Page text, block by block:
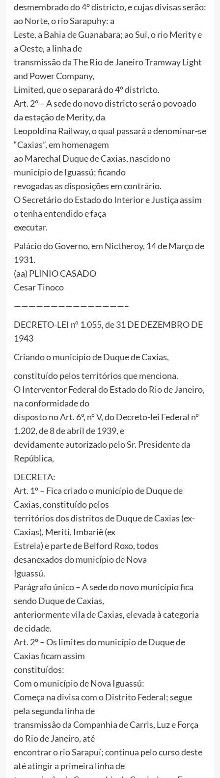
desmembrado do 4° districto, e cujas divisas serão:
ao Norte, o rio Sarapuhy: a
Leste, a Bahia de Guanabara; ao Sul, o rio Merity e
a Oeste, a linha de
transmissão da The Rio de Janeiro Tramway Light
and Power Company,
Limited, que o separará do 4° districto.
Art. 2° – A sede do novo districto será o povoado
da estação de Merity, da
Leopoldina Railway, o qual passará a denominar-se
“Caxias”, em homenagem
ao Marechal Duque de Caxias, nascido no
município de Iguassú; ficando
revogadas as disposições em contrário.
O Secretário do Estado do Interior e Justiça assim
o tenha entendido e faça
executar.
Palácio do Governo, em Nictheroy, 14 de Março de
1931.
(aa) PLINIO CASADO
Cesar Tinoco
———————————————–
DECRETO-LEI nº 1.055, de 31 DE DEZEMBRO DE
1943
Criando o município de Duque de Caxias,
constituído pelos territórios que menciona.
O Interventor Federal do Estado do Rio de Janeiro,
na conformidade do
disposto no Art. 6º, nº V, do Decreto-lei Federal nº
1.202, de 8 de abril de 1939, e
devidamente autorizado pelo Sr. Presidente da
República,
DECRETA:
Art. 1º – Fica criado o município de Duque de
Caxias, constituído pelos
territórios dos distritos de Duque de Caxias (ex-
Caxias), Meriti, Imbariê (ex
Estrela) e parte de Belford Roxo, todos
desanexados do município de Nova
Iguassú.
Parágrafo único – A sede do novo município fica
sendo Duque de Caxias,
anteriormente vila de Caxias, elevada à categoria
de cidade.
Art. 2º – Os limites do município de Duque de
Caxias ficam assim
constituídos:
Com o município de Nova Iguassú:
Começa na divisa com o Distrito Federal; segue
pela segunda linha de
transmissão da Companhia de Carris, Luz e Força
do Rio de Janeiro, até
encontrar o rio Sarapuí; continua pelo curso deste
até atingir a primeira linha de